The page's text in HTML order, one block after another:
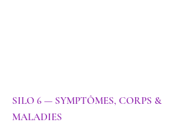
SILO 6 — SYMPTÔMES, CORPS &
MALADIES